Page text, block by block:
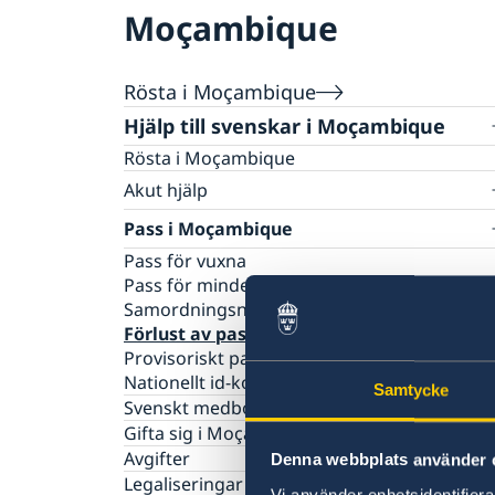
Samtycke
Denna webbplats använder
Moçambique
Rösta i Moçambique
Hjälp till svenskar i Moçambique
Rösta i Moçambique
Akut hjälp
Ekonomiskt nödställd
Om du blir sjuk eller råkar ut för en olycka
Dödsfall
Pass i Moçambique
Pass för vuxna
Pass för minderåringar
Samordningsnummer
Förlust av pass i Moçambique
Provisoriskt pass
Nationellt id-kort
Svenskt medborgarskap
Gifta sig i Moçambique
Avgifter
Legaliseringar